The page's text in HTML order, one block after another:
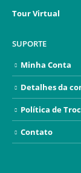
Tour Virtual
SUPORTE
Minha Conta
Detalhes da
Política de
Contato